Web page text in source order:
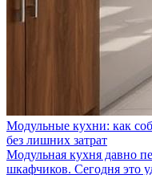
Модульные кухни: как
без лишних затрат
Модульная кухня давно
шкафчиков. Сегодня это